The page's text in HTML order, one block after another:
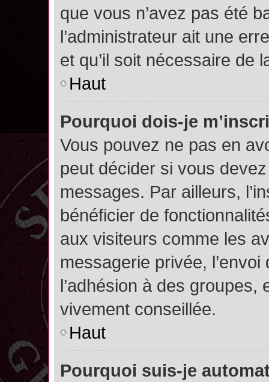
que vous n’avez pas été
l’administrateur ait une
et qu’il soit nécessaire de
Haut
Pourquoi dois-je
Vous pouvez ne pas en
peut décider si vous
messages. Par ailleurs,
bénéficier de
aux visiteurs comme les
messagerie privée,
l’adhésion à des groupes,
vivement conseillée.
Haut
Pourquoi suis-je